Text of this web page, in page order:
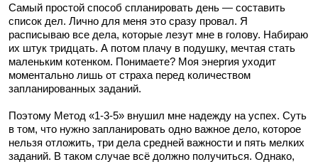
Самый простой способ спланировать день — составить
список дел. Лично для меня это сразу провал. Я
расписываю все дела, которые лезут мне в голову. Набираю
их штук тридцать. А потом плачу в подушку, мечтая стать
маленьким котенком. Понимаете? Моя энергия уходит
моментально лишь от страха перед количеством
запланированных заданий.
Поэтому Метод «1-3-5» внушил мне надежду на успех. Суть
в том, что нужно запланировать одно важное дело, которое
нельзя отложить, три дела средней важности и пять мелких
заданий. В таком случае всё должно получиться. Однако,